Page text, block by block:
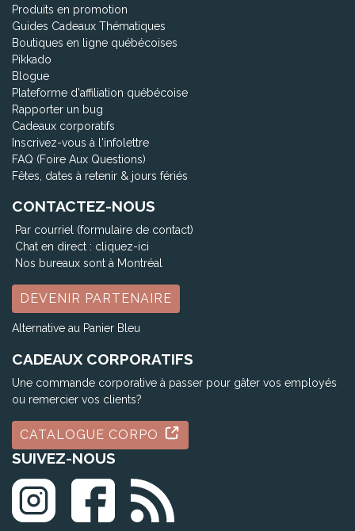
Produits en promotion
Guides Cadeaux Thématiques
Boutiques en ligne québécoises
Pikkado
Blogue
Plateforme d'affiliation québécoise
Rapporter un bug
Cadeaux corporatifs
Inscrivez-vous à l'infolettre
FAQ (Foire Aux Questions)
Fêtes, dates à retenir & jours fériés
CONTACTEZ-NOUS
Par courriel (formulaire de contact)
Chat en direct : cliquez-ici
Nos bureaux sont à Montréal
DEVENIR PARTENAIRE
Alternative au Panier Bleu
CADEAUX CORPORATIFS
Une commande corporative à passer pour gâter vos employés
ou remercier vos clients?
CATALOGUE CORPO
SUIVEZ-NOUS